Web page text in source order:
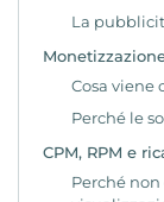
La
Cosa viene
Perché le
CPM, RPM e
Perché non